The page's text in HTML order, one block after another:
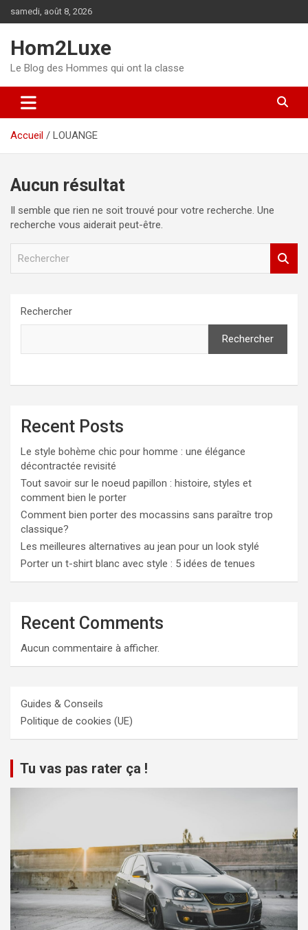
au
samedi, août 8, 2026
Hom2Luxe
Le Blog des Hommes qui ont la classe
Accueil LOUANGE
Aucun résultat
Il semble que rien ne soit trouvé pour votre recherche. Une
recherche vous aiderait peut-être.
Rechercher
Rechercher
Recent Posts
Le style bohème chic pour homme : une élégance
décontractée revisité
Tout savoir sur le noeud papillon : histoire, styles et
comment bien le porter
Comment bien porter des mocassins sans paraître trop
classique?
Les meilleures alternatives au jean pour un look stylé
Porter un t-shirt blanc avec style : 5 idées de tenues
Recent Comments
Aucun commentaire à afficher.
Guides & Conseils
Politique de cookies (UE)
Tu vas pas rater ça !